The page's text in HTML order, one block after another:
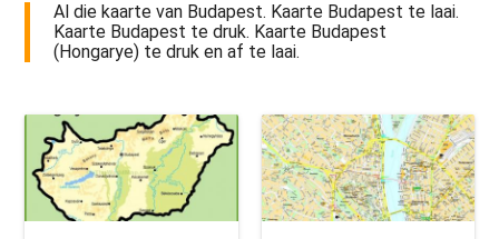
Al die kaarte van Budapest. Kaarte Budapest te laai.
Kaarte Budapest te druk. Kaarte Budapest
(Hongarye) te druk en af te laai.